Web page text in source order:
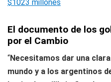
$1023 millones
El documento de los
por el Cambio
“Necesitamos dar una
mundo y a los argentinos